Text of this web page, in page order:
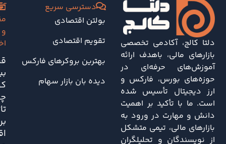
دلتا کالج، آکادمی تخصصی
بازارهای مالی، باهدف ارائه
آموزش‌های حرفه‌ای در
حوزه‌های بورس، فارکس و
ارز دیجیتال تأسیس شده
است. ما با تأکید بر اهمیت
دانش و مهارت در ورود به
بازارهای مالی، تیمی متشکل
از نویسندگان و تحلیلگران
دسترسی سریع
بولتن اقتصادی
تقویم اقتصادی
بهترین بروکرهای فارکس
دیده بان بازار سهام
و
بر